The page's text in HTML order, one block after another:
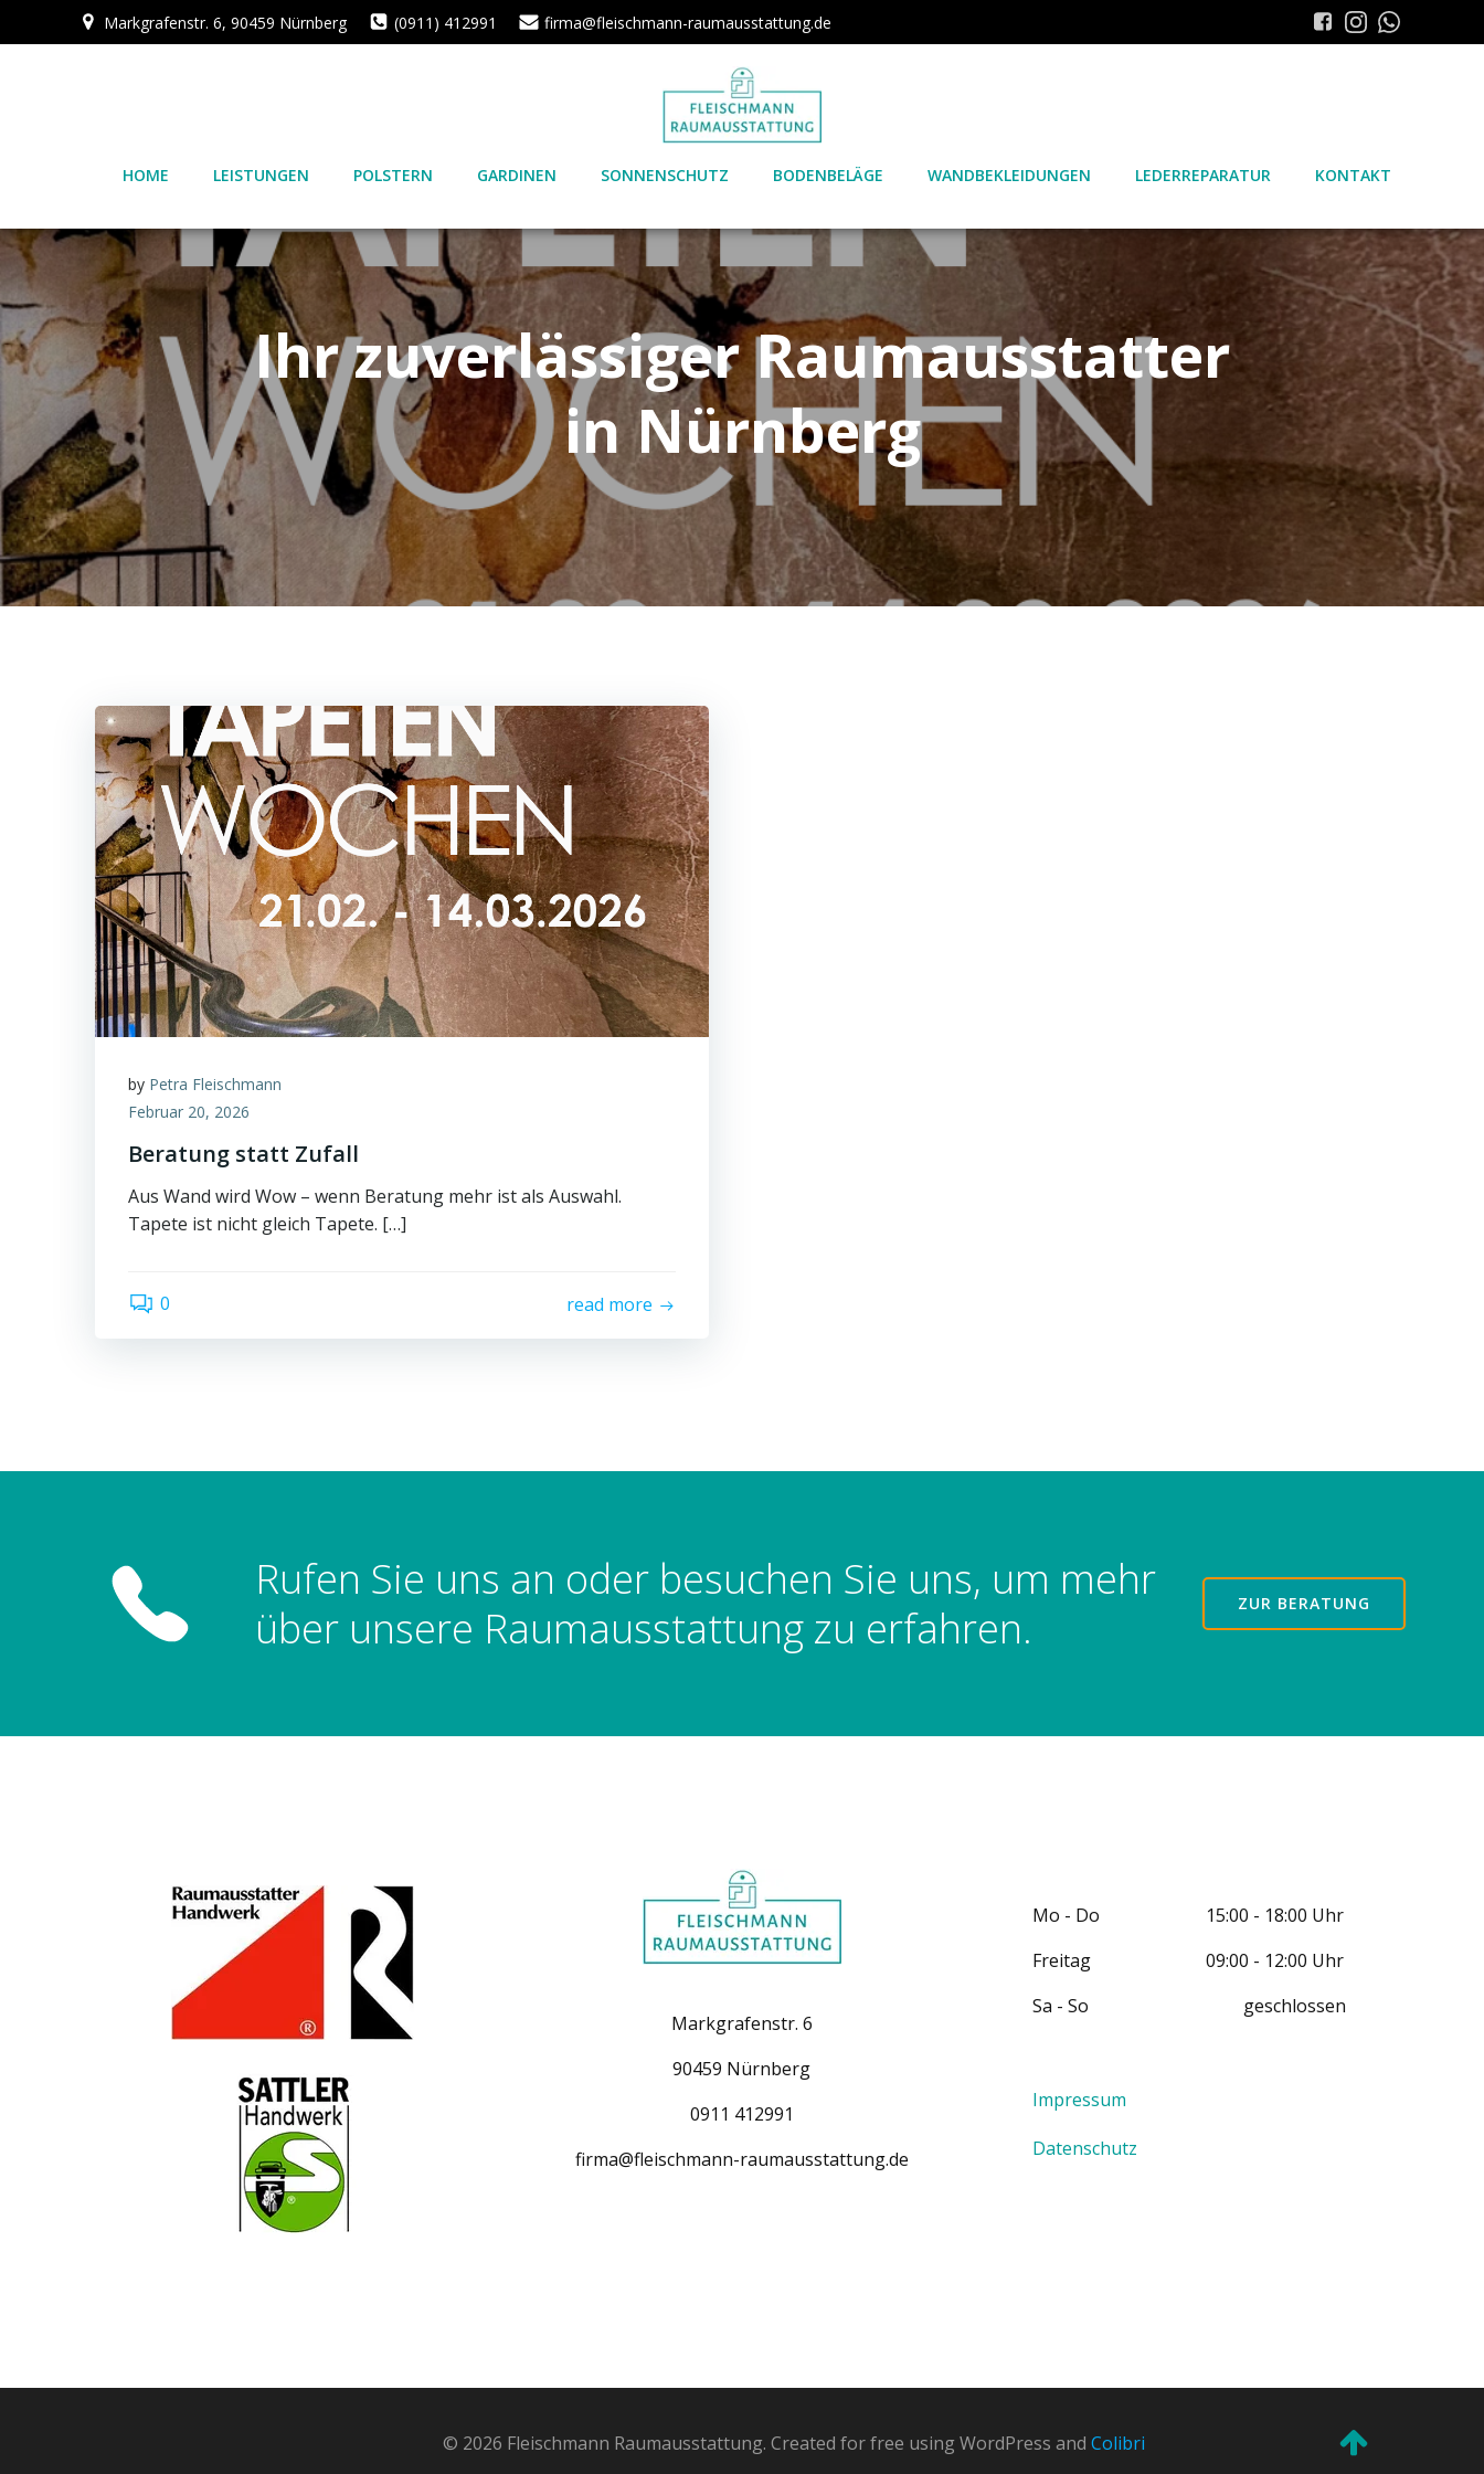
Inhalt
Markgrafenstr. 6, 90459 Nürnberg (0911) 412991 firma@fleischmann-raumausstattung.de
HOME LEISTUNGEN POLSTERN GARDINEN SONNENSCHUTZ BODENBELÄGE WANDBEKLEIDUNGEN LEDERREPARATUR KONTAKT
Ihr zuverlässiger Raumausstatter
in Nürnberg
by Petra Fleischmann
Februar 20, 2026
Beratung statt Zufall
Aus Wand wird Wow – wenn Beratung mehr ist als Auswahl.
Tapete ist nicht gleich Tapete. […]
0 read more
Rufen Sie uns an oder besuchen Sie uns, um mehr
über unsere Raumausstattung zu erfahren.
ZUR BERATUNG
Markgrafenstr. 6
90459 Nürnberg
0911 412991
firma@fleischmann-raumausstattung.de
Mo - Do 15:00 - 18:00 Uhr
Freitag 09:00 - 12:00 Uhr
Sa - So geschlossen
Impressum
Datenschutz
© 2026 Fleischmann Raumausstattung. Created for free using WordPress and Colibri